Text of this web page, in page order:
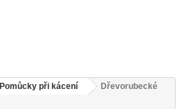
Pomůcky při kácení
Dřevorubecké